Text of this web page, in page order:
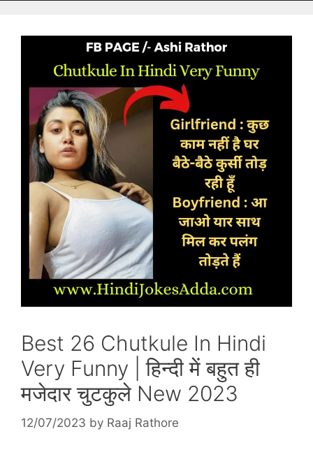
Best 26 Chutkule In Hindi
Very Funny | हिन्दी में बहुत ही
मजेदार चुटकुले New 2023
12/07/2023 by Raaj Rathore